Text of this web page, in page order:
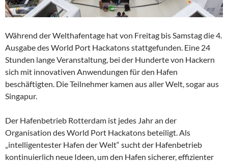
Während der Welthafentage hat von Freitag bis Samstag die 4.
Ausgabe des World Port Hackatons stattgefunden. Eine 24
Stunden lange Veranstaltung, bei der Hunderte von Hackern
sich mit innovativen Anwendungen für den Hafen
beschäftigten. Die Teilnehmer kamen aus aller Welt, sogar aus
Singapur.
Der Hafenbetrieb Rotterdam ist jedes Jahr an der
Organisation des World Port Hackatons beteiligt. Als
„intelligentester Hafen der Welt“ sucht der Hafenbetrieb
kontinuierlich neue Ideen, um den Hafen sicherer, effizienter